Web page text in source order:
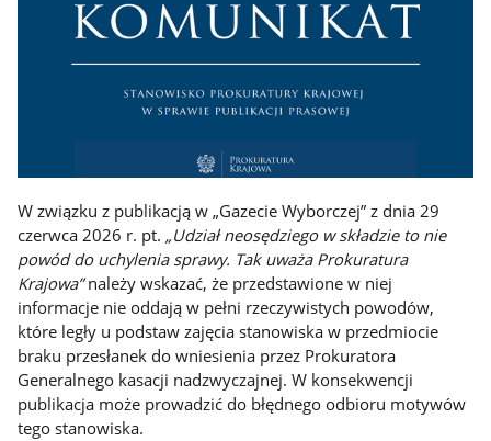
W związku z publikacją w „Gazecie Wyborczej” z dnia 29
czerwca 2026 r. pt.„Udział neosędziego w składzie to nie
powód do uchylenia sprawy. Tak uważa Prokuratura
Krajowa”należy wskazać, że przedstawione w niej
informacje nie oddają w pełni rzeczywistych powodów,
które legły u podstaw zajęcia stanowiska w przedmiocie
braku przesłanek do wniesienia przez Prokuratora
Generalnego kasacji nadzwyczajnej. W konsekwencji
publikacja może prowadzić do błędnego odbioru motywów
tego stanowiska.